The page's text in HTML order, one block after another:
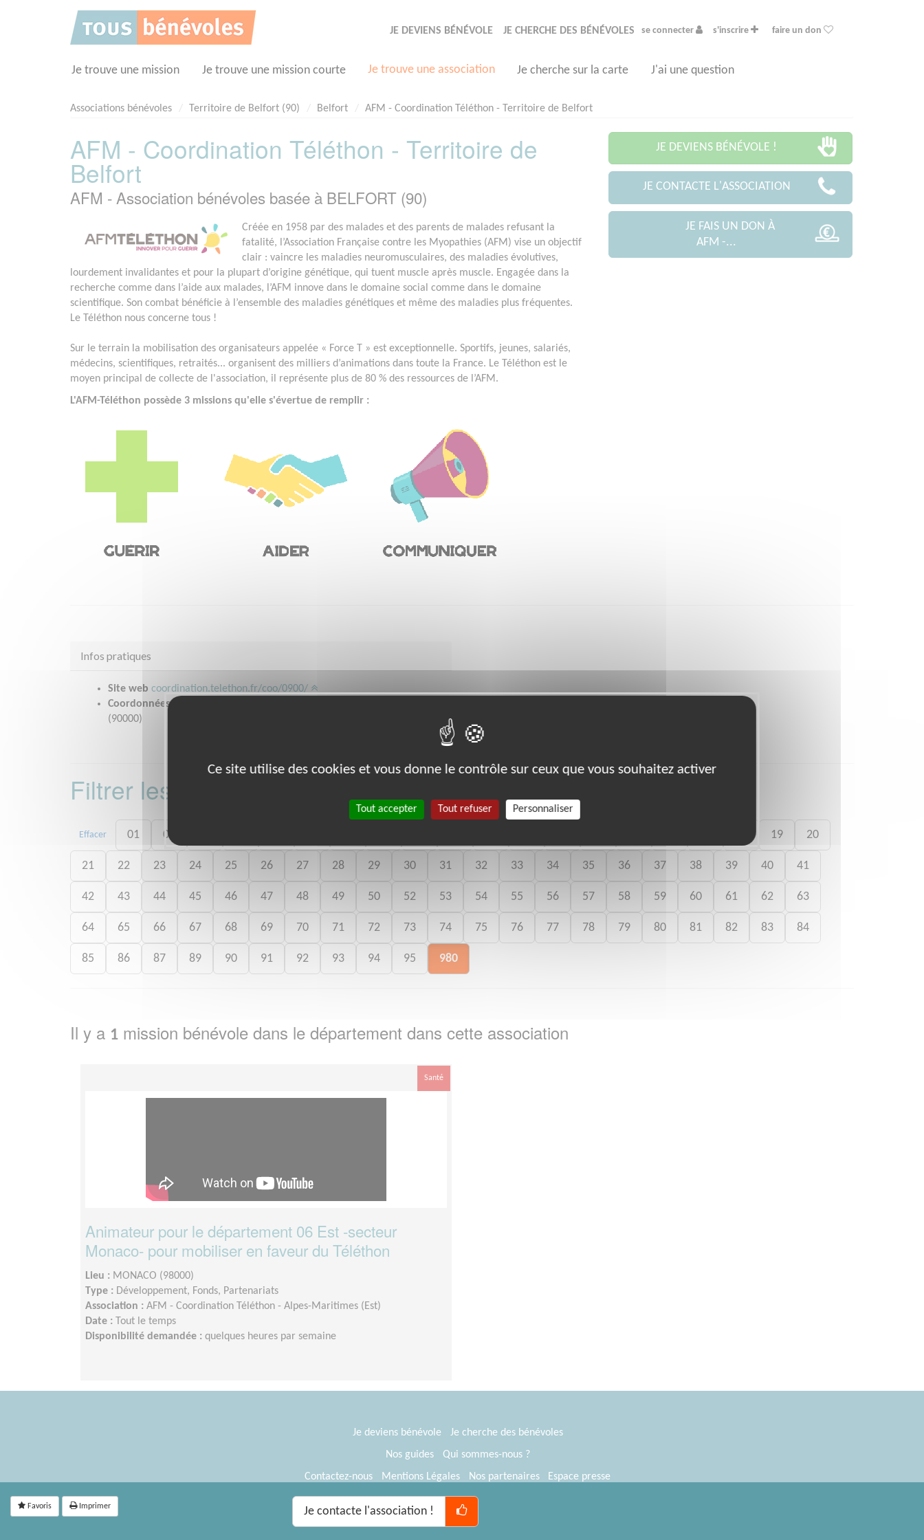
JE DEVIENS BÉNÉVOLE JE CHERCHE DES BÉNÉVOLES se connecter s'inscrire faire un don
Je trouve une mission Je trouve une mission courte Je trouve une association Je cherche sur la carte J'ai une question
Associations bénévoles Territoire de Belfort (90) Belfort AFM - Coordination Téléthon - Territoire de Belfort
AFM - Coordination Téléthon - Territoire de
Belfort
AFM - Association bénévoles basée à BELFORT (90)
Créée en 1958 par des malades et des parents de malades refusant la
fatalité, l’Association Française contre les Myopathies (AFM) vise un objectif
clair : vaincre les maladies neuromusculaires, des maladies évolutives,
lourdement invalidantes et pour la plupart d’origine génétique, qui tuent muscle après muscle. Engagée dans la
recherche comme dans l’aide aux malades, l’AFM innove dans le domaine social comme dans le domaine
scientifique. Son combat bénéficie à l’ensemble des maladies génétiques et même des maladies plus fréquentes.
Le Téléthon nous concerne tous !
Sur le terrain la mobilisation des organisateurs appelée « Force T » est exceptionnelle. Sportifs, jeunes, salariés,
médecins, scientifiques, retraités... organisent des milliers d’animations dans toute la France. Le Téléthon est le
moyen principal de collecte de l'association, il représente plus de 80 % des ressources de l’AFM.
L'AFM-Téléthon possède 3 missions qu'elle s'évertue de remplir :
JE DEVIENS BÉNÉVOLE !
JE CONTACTE L'ASSOCIATION
JE FAIS UN DON À
AFM -...
Infos pratiques
Site web coordination.telethon.fr/coo/0900/
CoordonnéesCité des Associations, Rue Jean-Pierre Melville BELFORT
(90000)
Filtrer les missions bénévoles par département :
Effacer 01 02 19 20
21 22 23 24 25 26 27 28 29 30 31 32 33 34 35 36 37 38 39 40 41
42 43 44 45 46 47 48 49 50 52 53 54 55 56 57 58 59 60 61 62 63
64 65 66 67 68 69 70 71 72 73 74 75 76 77 78 79 80 81 82 83 84
85 86 87 89 90 91 92 93 94 95 980
Il y a 1 mission bénévole dans le département dans cette association
Santé
Animateur pour le département 06 Est -secteur
Monaco- pour mobiliser en faveur du Téléthon
Lieu : MONACO (98000)
Type : Développement, Fonds, Partenariats
Association : AFM - Coordination Téléthon - Alpes-Maritimes (Est)
Date :
Tout le temps
Disponibilité demandée : quelques heures par semaine
Favoris Imprimer Je contacte l'association !
Je deviens bénévole
Je cherche des bénévoles
Nos guides
Qui sommes-nous ?
Contactez-nous
Mentions Légales Nos partenaires
Espace presse
® Tous Bénévoles 2012-2026
Ce site utilise des cookies et vous donne le contrôle sur ceux que vous souhaitez activer
Tout accepter Tout refuser Personnaliser